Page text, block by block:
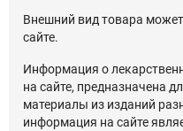
Внешний вид товара
сайте.
Информация о
на сайте, предназначена
материалы из изданий
информация на сайте